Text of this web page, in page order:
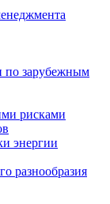
по зарубежным
рисками
энергии
разнообразия